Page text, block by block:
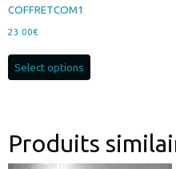
COFFRETCOM1
23.00€
Select options
Produits